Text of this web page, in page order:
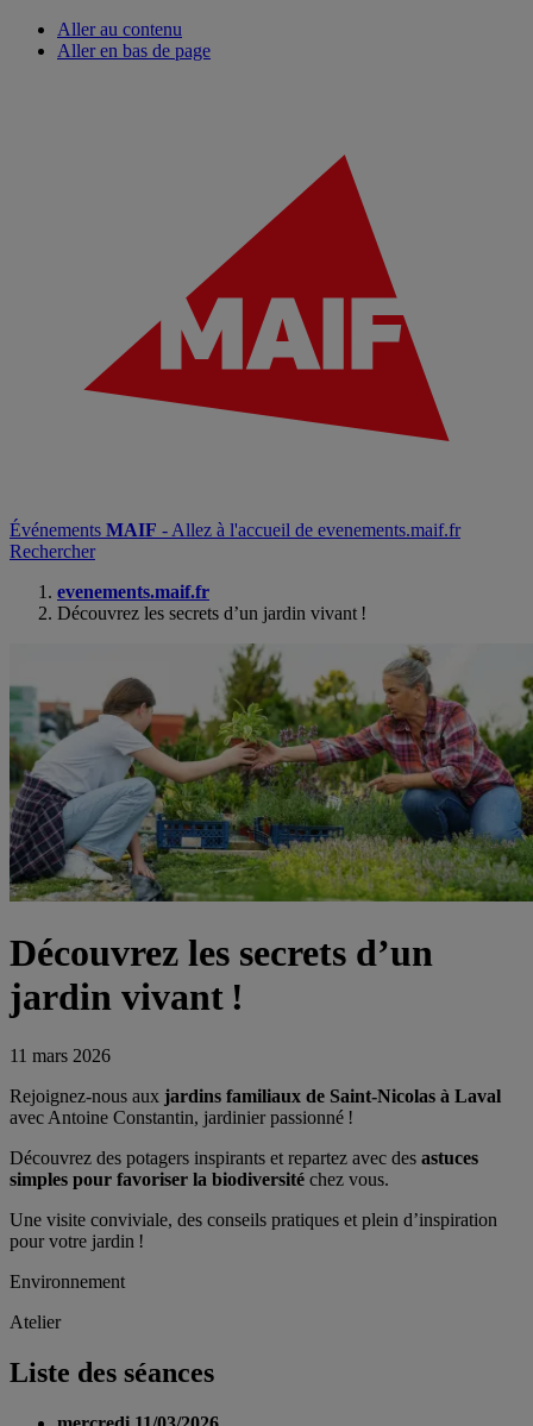
Aller au contenu
Aller en bas de page
Événements MAIF - Allez à l'accueil de evenements.maif.fr
Rechercher
evenements.maif.fr
Découvrez les secrets d’un jardin vivant !
Découvrez les secrets d’un
jardin vivant !
11 mars 2026
Rejoignez-nous aux jardins familiaux de Saint-Nicolas à Laval
avec Antoine Constantin, jardinier passionné !
Découvrez des potagers inspirants et repartez avec des astuces
simples pour favoriser la biodiversité chez vous.
Une visite conviviale, des conseils pratiques et plein d’inspiration
pour votre jardin !
Environnement
Atelier
Liste des séances